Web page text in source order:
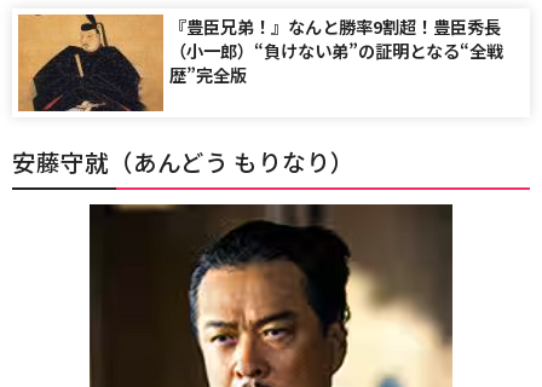
『豊臣兄弟！』なんと勝率9割超！豊臣秀長
（小一郎）“負けない弟”の証明となる“全戦
歴”完全版
安藤守就（あんどう もりなり）